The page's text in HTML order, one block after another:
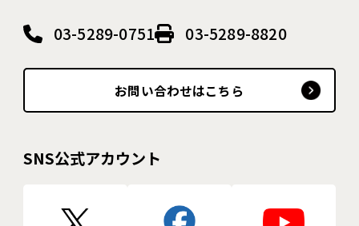
03-5289-0751 03-5289-8820
お問い合わせはこちら
SNS公式アカウント